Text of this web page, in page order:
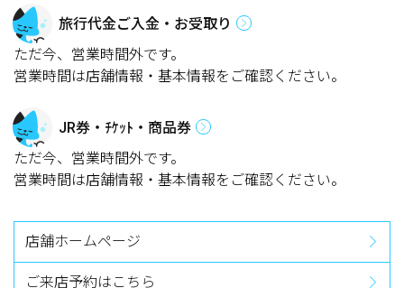
旅行代金ご入金・お受取り
ただ今、営業時間外です。
営業時間は店舗情報・基本情報をご確認ください。
JR券・ﾁｹｯﾄ・商品券
ただ今、営業時間外です。
営業時間は店舗情報・基本情報をご確認ください。
店舗ホームページ
ご来店予約はこちら